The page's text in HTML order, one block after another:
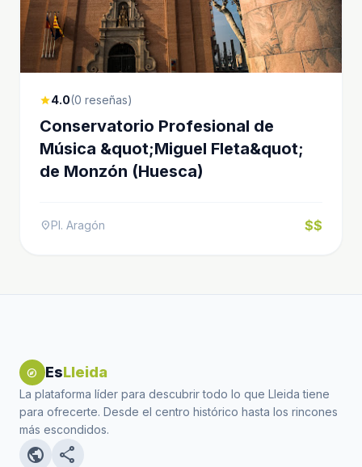
star4.0(0 reseñas)
Conservatorio Profesional de
Música &quot;Miguel Fleta&quot;
de Monzón (Huesca)
location_onPl. Aragón $$
explore EsLleida
La plataforma líder para descubrir todo lo que Lleida tiene
para ofrecerte. Desde el centro histórico hasta los rincones
más escondidos.
public share